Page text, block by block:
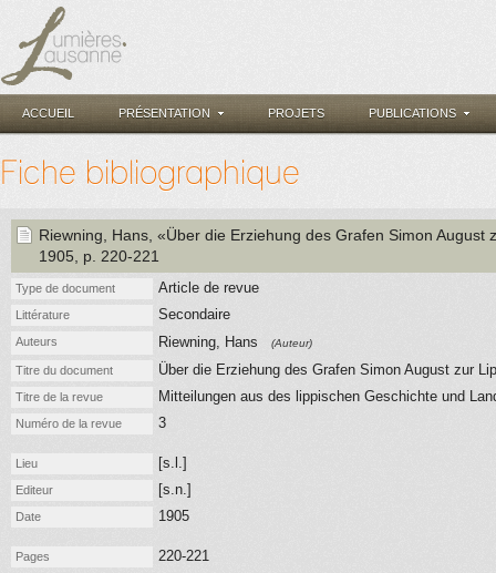
ACCUEIL PRÉSENTATION PROJETS PUBLICATIONS
Fiche bibliographique
Riewning, Hans , «Über die Erziehung des Grafen Simon August
1905 , p. 220-221
Type de document Article de revue
Littérature Secondaire
Auteurs Riewning, Hans (Auteur)
Titre du document Über die Erziehung des Grafen Simon August zur
Titre de la revue Mitteilungen aus des lippischen Geschichte und
Numéro de la revue 3
Lieu [s.l.]
Editeur [s.n.]
Date 1905
Pages 220-221